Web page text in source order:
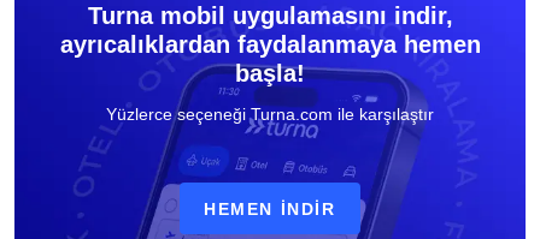
Turna mobil uygulamasını indir,
ayrıcalıklardan faydalanmaya hemen
başla!
Yüzlerce seçeneği Turna.com ile karşılaştır
HEMEN İNDIR